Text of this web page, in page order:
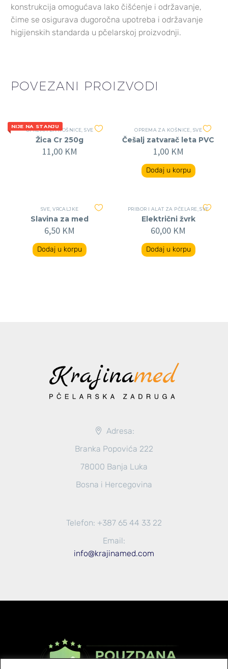
konstrukcija omogućava lako čišćenje i održavanje,
čime se osigurava dugoročna upotreba i održavanje
higijenskih standarda u pčelarskoj proizvodnji.
POVEZANI PROIZVODI
NIJE NA STANJU
OPREMA ZA KOŠNICE ,SVE
Žica Cr 250g
11,00 KM
OPREMA ZA KOŠNICE SVE
Češalj zatvarač leta PVC
1,00 KM
Dodaj u korpu
SVE ,VRCALJKE
Slavina za med
6,50 KM
Dodaj u korpu
PRIBOR I ALAT ZA PČELARE ,SVE
Električni žvrk
60,00 KM
Dodaj u korpu
Adresa:
Branka Popovića 222
78000 Banja Luka
Bosna i Hercegovina
Telefon: +387 65 44 33 22
Email:
info@krajinamed.com